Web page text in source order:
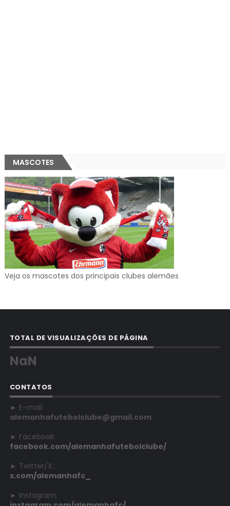
MASCOTES
Veja os mascotes dos principais clubes alemães
TOTAL DE VISUALIZAÇÕES DE PÁGINA
NaN
CONTATOS
► E-mail:
alemanhafutebolclube@gmail.com
► Facebook:
facebook.com/alemanhafutebolclube/
► Twitter/X:
x.com/alemanhafc_
► Instagram: